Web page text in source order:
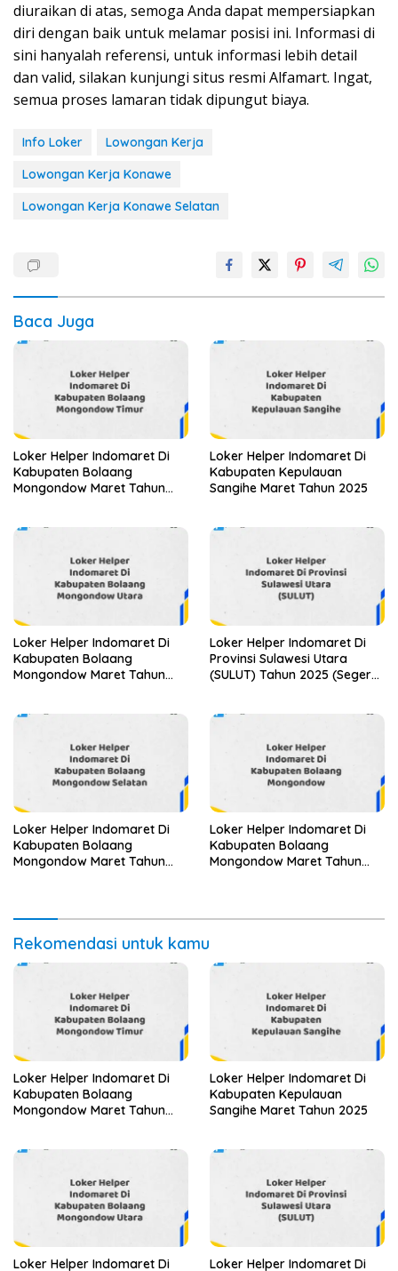
diuraikan di atas, semoga Anda dapat mempersiapkan
diri dengan baik untuk melamar posisi ini. Informasi di
sini hanyalah referensi, untuk informasi lebih detail
dan valid, silakan kunjungi situs resmi Alfamart. Ingat,
semua proses lamaran tidak dipungut biaya.
Info Loker
Lowongan Kerja
Lowongan Kerja Konawe
Lowongan Kerja Konawe Selatan
Baca Juga
Loker Helper Indomaret Di
Kabupaten Bolaang
Mongondow Maret Tahun
Loker Helper Indomaret Di
Kabupaten Kepulauan
Sangihe Maret Tahun 2025
Loker Helper Indomaret Di
Kabupaten Bolaang
Mongondow Maret Tahun
Loker Helper Indomaret Di
Provinsi Sulawesi Utara
(SULUT) Tahun 2025 (Segera
Loker Helper Indomaret Di
Kabupaten Bolaang
Mongondow Maret Tahun
Loker Helper Indomaret Di
Kabupaten Bolaang
Mongondow Maret Tahun
Rekomendasi untuk kamu
Loker Helper Indomaret Di
Kabupaten Bolaang
Mongondow Maret Tahun
Loker Helper Indomaret Di
Kabupaten Kepulauan
Sangihe Maret Tahun 2025
Loker Helper Indomaret Di Loker Helper Indomaret Di